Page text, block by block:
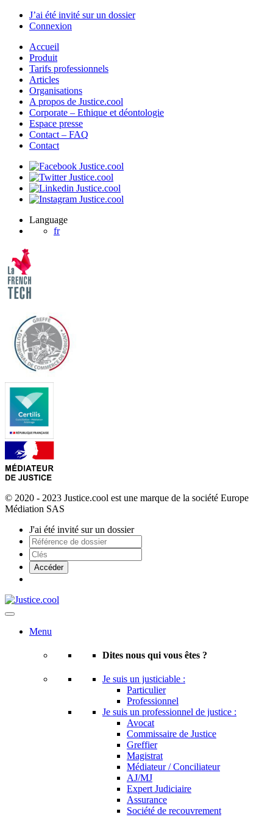
J’ai été invité sur un dossier
Connexion
Accueil
Produit
Tarifs professionnels
Articles
Organisations
A propos de Justice.cool
Corporate – Ethique et déontologie
Espace presse
Contact – FAQ
Contact
Language
fr
© 2020 - 2023 Justice.cool est une marque de la société Europe
Médiation SAS
J'ai été invité sur un dossier
Menu
Dites nous qui vous êtes ?
Je suis un justiciable :
Particulier
Professionnel
Je suis un professionnel de justice :
Avocat
Commissaire de Justice
Greffier
Magistrat
Médiateur / Conciliateur
AJ/MJ
Expert Judiciaire
Assurance
Société de recouvrement